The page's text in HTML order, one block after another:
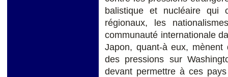
balistique et nucléaire qui
régionaux, les
communauté internationale
Japon, quant-à eux, mènent
des pressions sur
devant permettre à ces